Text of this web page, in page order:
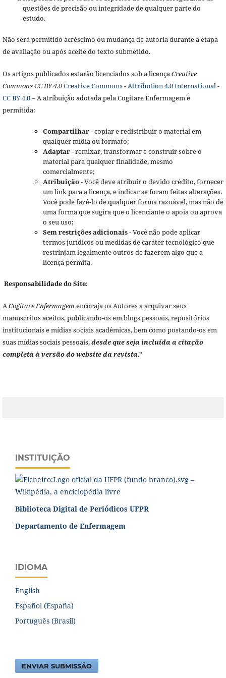
questões de precisão ou integridade de qualquer parte do
estudo.
Não será permitido acréscimo ou mudança de autoria durante a etapa
de avaliação ou após aceite do texto submetido.
Os artigos publicados estarão licenciados sob a licençaCreative
Commons CC BY 4.0Creative Commons - Attribution 4.0 International -
CC BY 4.0– A atribuição adotada pela Cogitare Enfermagem é
permitida:
Compartilhar- copiar e redistribuir o material em
qualquer mídia ou formato;
Adaptar- remixar, transformar e construir sobre o
material para qualquer finalidade, mesmo
comercialmente;
Atribuição- Você deve atribuir o devido crédito, fornecer
um link para a licença, e indicar se foram feitas alterações.
Você pode fazê-lo de qualquer forma razoável, mas não de
uma forma que sugira que o licenciante o apoia ou aprova
o seu uso;
Sem restrições adicionais- Você não pode aplicar
termos jurídicos ou medidas de caráter tecnológico que
restrinjam legalmente outros de fazerem algo que a
licença permita.
Responsabilidade do Site:
ACogitare Enfermagemencoraja os Autores a arquivar seus
manuscritos aceitos, publicando-os em blogs pessoais, repositórios
institucionais e mídias sociais acadêmicas, bem como postando-os em
suas mídias sociais pessoais,desde que seja incluída a citação
completa à versão do website da revista.”
INSTITUIÇÃO
Biblioteca Digital de Periódicos UFPR
Departamento de Enfermagem
IDIOMA
English
Español (España)
Português (Brasil)
ENVIAR SUBMISSÃO